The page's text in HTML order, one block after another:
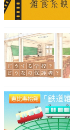
は、既刊の「総
今回の「いろ・
なっています。